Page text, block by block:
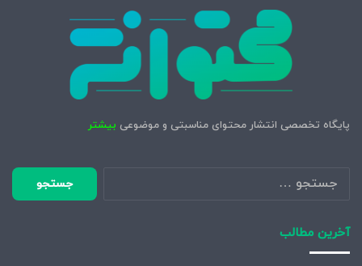
پایگاه تخصصی انتشار محتوای مناسبتی و موضوعی بیشتر
جستجو
برای:
آخرین مطالب